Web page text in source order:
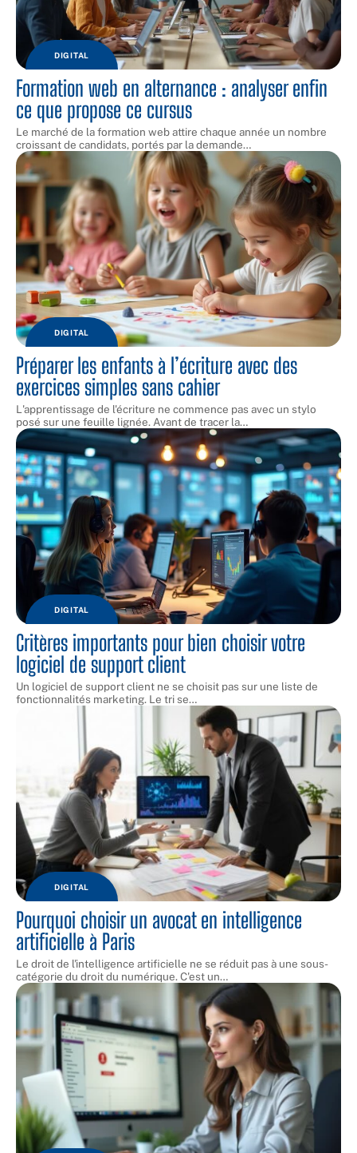
DIGITAL
Formation web en alternance : analyser enfin
ce que propose ce cursus
Le marché de la formation web attire chaque année un nombre
croissant de candidats, portés par la demande…
DIGITAL
Préparer les enfants à l’écriture avec des
exercices simples sans cahier
L'apprentissage de l'écriture ne commence pas avec un stylo
posé sur une feuille lignée. Avant de tracer la…
DIGITAL
Critères importants pour bien choisir votre
logiciel de support client
Un logiciel de support client ne se choisit pas sur une liste de
fonctionnalités marketing. Le tri se…
DIGITAL
Pourquoi choisir un avocat en intelligence
artificielle à Paris
Le droit de l'intelligence artificielle ne se réduit pas à une sous-
catégorie du droit du numérique. C'est un…